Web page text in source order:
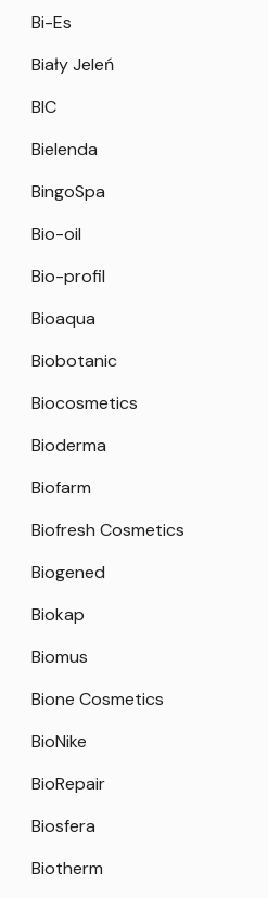
Bi-Es
Biały Jeleń
BIC
Bielenda
BingoSpa
Bio-oil
Bio-profil
Bioaqua
Biobotanic
Biocosmetics
Bioderma
Biofarm
Biofresh Cosmetics
Biogened
Biokap
Biomus
Bione Cosmetics
BioNike
BioRepair
Biosfera
Biotherm